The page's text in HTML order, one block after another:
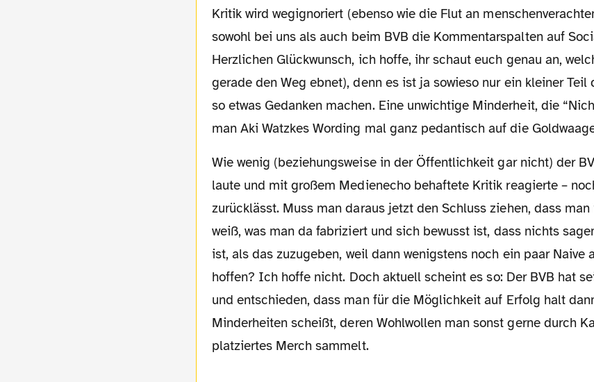
Kritik wird wegignoriert (ebenso wie die Flut an
sowohl bei uns als auch beim BVB die Kommentarspalten auf
Herzlichen Glückwunsch, ich hoffe, ihr schaut euch genau an,
gerade den Weg ebnet), denn es ist ja sowieso nur ein kleiner Teil
so etwas Gedanken machen. Eine unwichtige Minderheit, die
man Aki Watzkes Wording mal ganz pedantisch auf die
Wie wenig (beziehungsweise in der Öffentlichkeit gar nicht) der BVB auf die doch recht
laute und mit großem Medienecho behaftete Kritik reagierte –
zurücklässt. Muss man daraus jetzt den Schluss ziehen, dass
weiß, was man da fabriziert und sich bewusst ist, dass nichts
ist, als das zuzugeben, weil dann wenigstens noch ein paar Naive
hoffen? Ich hoffe nicht. Doch aktuell scheint es so: Der BVB hat
und entschieden, dass man für die Möglichkeit auf Erfolg halt
Minderheiten scheißt, deren Wohlwollen man sonst gerne durch
platziertes Merch sammelt.